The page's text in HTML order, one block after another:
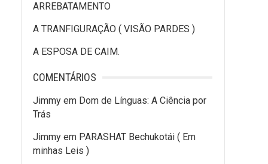
ARREBATAMENTO
A TRANFIGURAÇÃO ( VISÃO PARDES )
A ESPOSA DE CAIM.
COMENTÁRIOS
Jimmy em Dom de Línguas: A Ciência por
Trás
Jimmy em PARASHAT Bechukotái ( Em
minhas Leis )